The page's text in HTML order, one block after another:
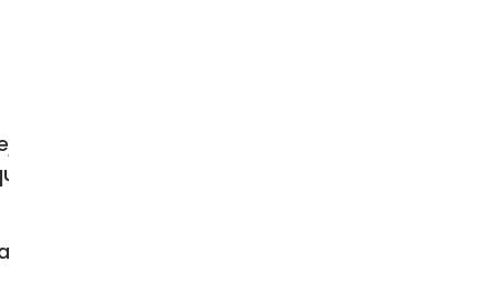
los terremotos de febrero en
la Iglesia Católica trabaja para
daños que se estiman en más